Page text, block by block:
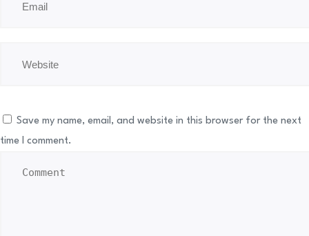
Save my name, email, and website in this browser for the next
time I comment.